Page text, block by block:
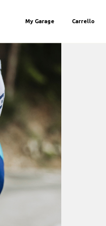
My Garage Carrello